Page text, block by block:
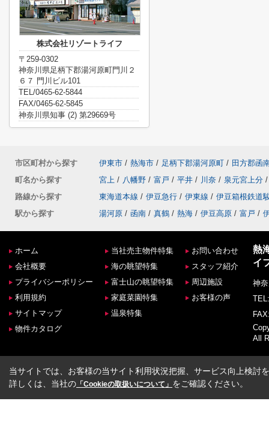
株式会社リゾートライフ
〒259-0302
神奈川県足柄下郡湯河原町門川２
６７ 門川ビル101
TEL/0465-62-5844
FAX/0465-62-5845
神奈川県知事 (2) 第29669号
市区町村から探す 伊東市 / 熱海市 / 足柄下郡湯河原町 / 田方郡函
町名から探す
宮上 / 八幡野 / 富戸 / 平井 / 川奈 / 泉元宮上分 /
路線から探す
東海道本線 / 伊豆急行 / 伊東線 / 伊豆箱根鉄道
駅から探す
湯河原 / 函南 / 真鶴 / 熱海 / 伊豆高原 / 富戸 /
ホーム
会社概要
プライバシーポリシー
利用規約
サイトマップ
物件カタログ
当社売主物件特集
海の眺望特集
富士山の眺望特集
家庭菜園特集
温泉特集
お問い合わせ
スタッフ紹介
周辺施設
お客様の声
熱
イ
神
All
当サイトでは、お客様の当サイト利用状況把握、サービス向上検討
詳しくは、当社の 「Cookieの取扱いについて」 をご確認ください。